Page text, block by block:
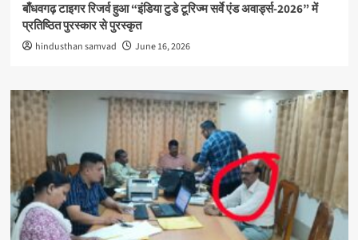
बाँधवगढ़ टाइगर रिजर्व हुआ “इंडिया टुडे टूरिज्म सर्वे एंड अवार्ड्स-2026” में
प्रतिष्ठित पुरस्कार से पुरस्कृत
hindusthan samvad June 16, 2026